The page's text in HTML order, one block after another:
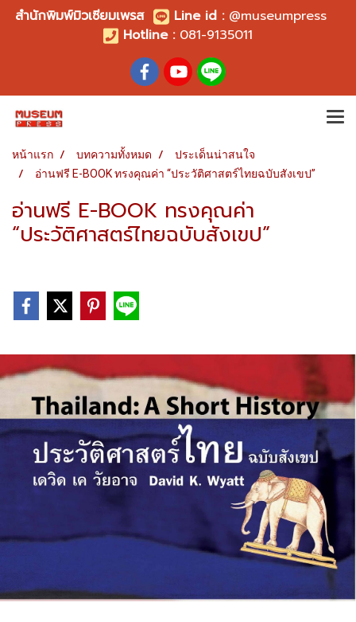
สำนักพิมพ์มิวเซียมเพรส Line id : @museumpress
Hotline :081-9135011
หน้าแรก บทความทั้งหมด
ประเด็นน่าสนใจ
อ่านฟรี E-BOOK ทรงคุณค่า “ประวัติศาสตร์ไทยฉบับสังเขป”
อ่านฟรี E-BOOK ทรงคุณค่า
“ประวัติศาสตร์ไทยฉบับสังเขป”